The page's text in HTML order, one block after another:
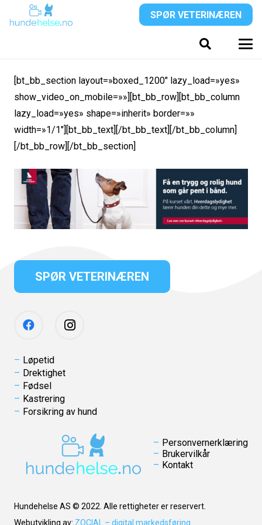
SPØR VETERINÆREN
[bt_bb_section layout=»boxed_1200″ lazy_load=»yes»
show_video_on_mobile=»»][bt_bb_row][bt_bb_column
lazy_load=»yes» shape=»inherit» border=»»
width=»1/1″][bt_bb_text][/bt_bb_text][/bt_bb_column]
[/bt_bb_row][/bt_bb_section]
SPØR VETERINÆREN
Løpetid
Drektighet
Fødsel
Kastrering
Forsikring av hund
Personvernerklæring
Brukervilkår
Kontakt
Hundehelse AS © 2022. Alle rettigheter er reservert.
Webutvikling av: ZOCIAL – digital markedsføring